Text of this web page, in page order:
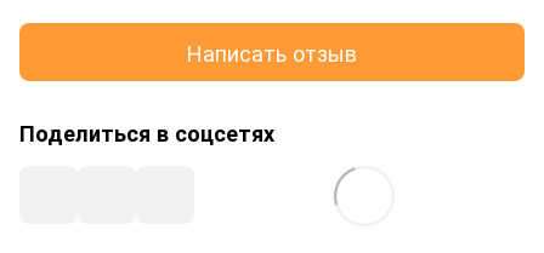
Написать отзыв
Поделиться в соцсетях